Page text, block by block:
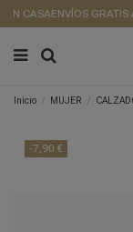
CASAENVÍOS GRATIS
Inicio MUJER
-7,90 €